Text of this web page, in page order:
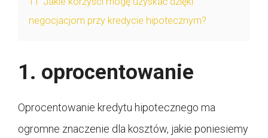
negocjacjom przy kredycie hipotecznym?
1. oprocentowanie
Oprocentowanie kredytu hipotecznego ma
ogromne znaczenie dla kosztów, jakie poniesiemy